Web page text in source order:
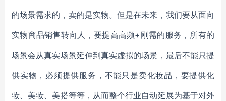
的场景需求的，卖的是实物。但是在未来，我们要从面向
实物商品销售转向人，要提高高频+刚需的服务，所有的
场景会从真实场景延伸到真实虚拟的场景，最后不能只提
供实物，必须提供服务，不能只是卖化妆品，要提供化
妆、美妆、美搭等等，从而整个行业自动延展为基于对外